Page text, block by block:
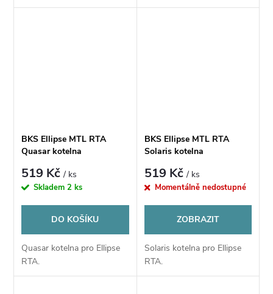
BKS Ellipse MTL RTA
Quasar kotelna
519 Kč/ ks
Skladem2 ks
DO KOŠÍKU
Quasar kotelna pro Ellipse
RTA.
BKS Ellipse MTL RTA
Solaris kotelna
519 Kč/ ks
Momentálně nedostupné
ZOBRAZIT
Solaris kotelna pro Ellipse
RTA.